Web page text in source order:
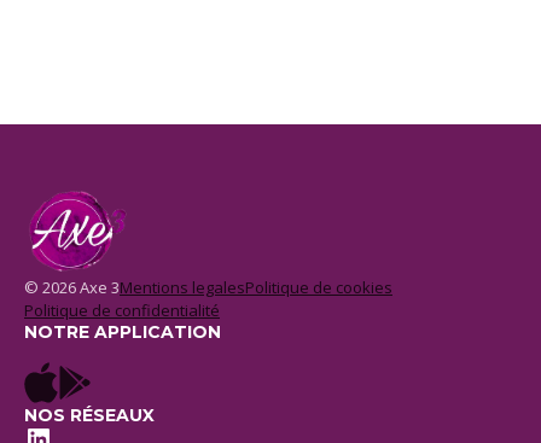
© 2026 Axe 3Mentions legalesPolitique de cookies
Politique de confidentialité
NOTRE APPLICATION
NOS RÉSEAUX